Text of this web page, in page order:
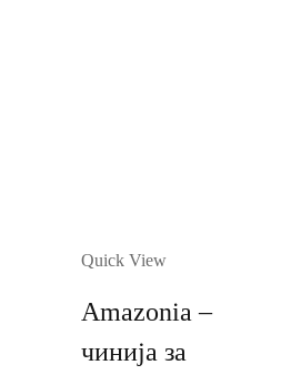
Quick View
Amazonia –
чинија за